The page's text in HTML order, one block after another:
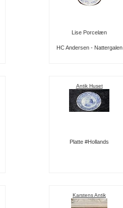
Lise Porcelæn
HC Andersen - Nattergalen
Antik Huset
Platte #Hollands
Karstens Antik